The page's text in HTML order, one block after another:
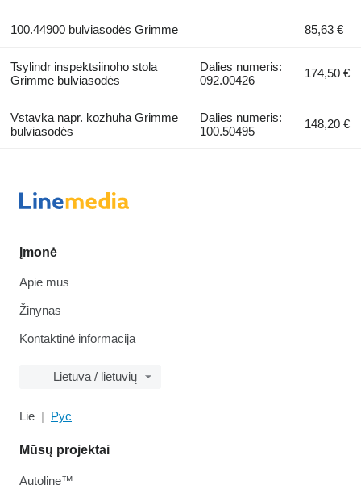
100.44900 bulviasodės Grimme 85,63 €
Tsylindr inspektsiinoho stola
Grimme bulviasodės
Dalies numeris:
092.00426
174,50 €
Vstavka napr. kozhuha Grimme
bulviasodės
Dalies numeris:
100.50495
148,20 €
Įmonė
Apie mus
Žinynas
Kontaktinė informacija
Lietuva / lietuvių
Lie Рус
Mūsų projektai
Autoline™